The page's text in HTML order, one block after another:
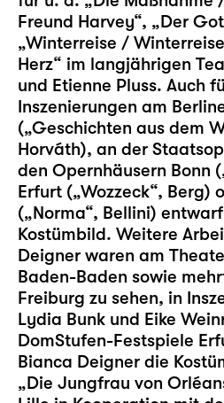
Freund Harvey“, „Der
„Winterreise / Winterreise
Herz“ im langjährigen
und Etienne Pluss. Auch
Inszenierungen am
(„Geschichten aus dem
Horváth), an der
den Opernhäusern Bonn
Erfurt („Wozzeck“, Berg)
(„Norma“, Bellini)
Kostümbild. Weitere
Deigner waren am
Baden-Baden sowie
Freiburg zu sehen, in
Lydia Bunk und Eike
DomStufen-Festspiele
Bianca Deigner die
„Die Jungfrau von